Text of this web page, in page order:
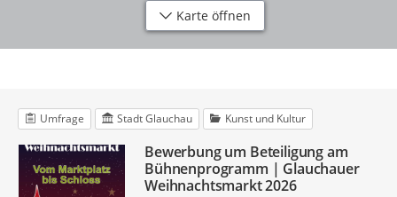
Karte öffnen
Umfrage Stadt Glauchau Kunst und Kultur
Bewerbung um Beteiligung am
Bühnenprogramm | Glauchauer
Weihnachtsmarkt 2026